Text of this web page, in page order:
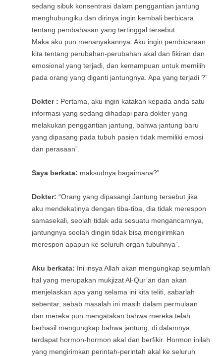
sedang sibuk konsentrasi dalam penggantian jantung
menghubungiku dan dirinya ingin kembali berbicara
tentang pembahasan yang tertinggal tersebut.
Maka aku pun menanyakannya: Aku ingin pembicaraan
kita tentang perubahan-perubahan akal dan fikiran dan
emosional yang terjadi, dan kemampuan untuk memilih
pada orang yang diganti jantungnya. Apa yang terjadi ?”
Dokter : Pertama, aku ingin katakan kepada anda satu
informasi yang sedang dihadapi para dokter yang
melakukan penggantian jantung, bahwa jantung baru
yang dipasang pada tubuh pasien tidak memiliki emosi
dan perasaan”.
Saya berkata: maksudnya bagaimana?”
Dokter: “Orang yang dipasangi Jantung tersebut jika
aku mendekatinya dengan tiba-tiba, dia tidak merespon
samasekali, seolah tidak ada sesuatu mengancamnya,
jantungnya seolah dingin tidak bisa mengirimkan
merespon apapun ke seluruh organ tubuhnya”.
Aku berkata: Ini insya Allah akan mengungkap sejumlah
hal yang merupakan mukjizat Al-Qur’an dan akan
menjelaskan apa yang selama ini kita teliti, sabarlah
sebentar, sebab masalah ini masih dalam permulaan
dan mereka pun mengatakan bahwa mereka telah
berhasil mengungkap bahwa jantung, di dalamnya
terdapat hormon-hormon akal dan berfikir. Hormon inilah
yang mengirimkan perintah-perintah akal ke seluruh